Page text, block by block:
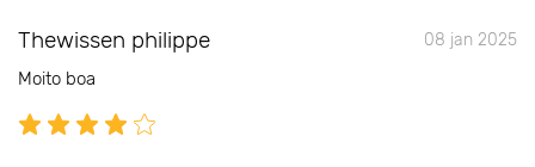
Thewissen philippe 08 jan 2025
Moito boa